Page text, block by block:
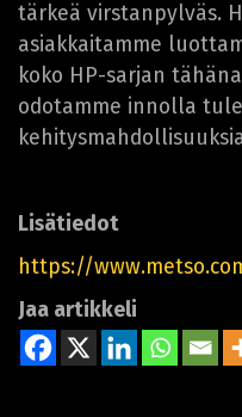
tärkeä virstanpylväs.
asiakkaitamme
koko HP-sarjan
odotamme innolla
Lisätiedot
https://
Jaa artikkeli